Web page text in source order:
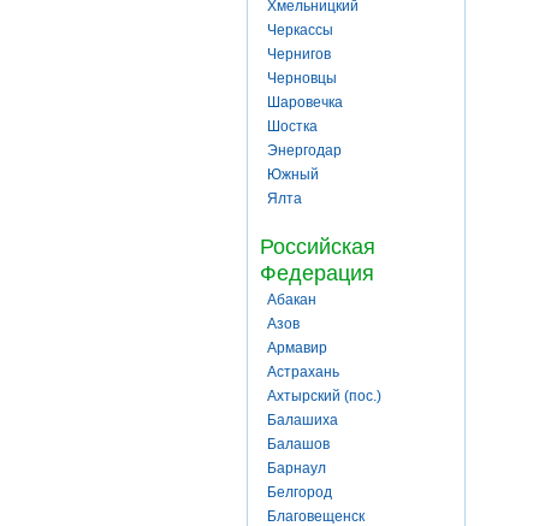
Хмельницкий
Черкассы
Чернигов
Черновцы
Шаровечка
Шостка
Энергодар
Южный
Ялта
Российская
Федерация
Абакан
Азов
Армавир
Астрахань
Ахтырский (пос.)
Балашиха
Балашов
Барнаул
Белгород
Благовещенск